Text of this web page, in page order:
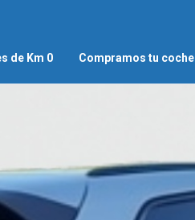
de Km 0 Compramos tu coche